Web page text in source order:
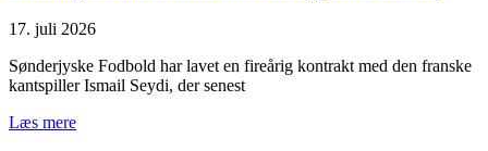
17. juli 2026
Sønderjyske Fodbold har lavet en fireårig kontrakt med den franske
kantspiller Ismail Seydi, der senest
Læs mere